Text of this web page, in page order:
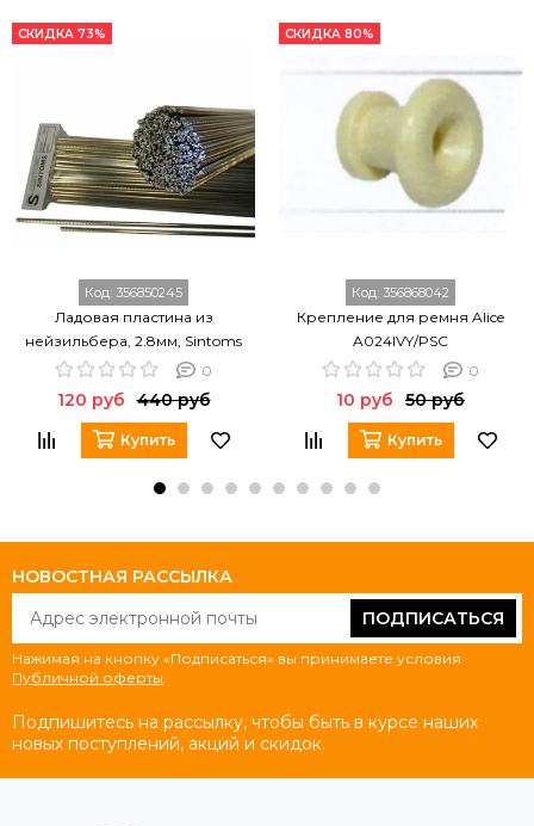
СКИДКА 73%
Код: 356850245
Ладовая пластина из
нейзильбера, 2.8мм, Sintoms
280140Fe.h.
0
120 руб 440 руб
Купить
СКИДКА 80%
Код: 356868042
Крепление для ремня Alice
A024IVY/PSC
0
10 руб 50 руб
Купить
НОВОСТНАЯ РАССЫЛКА
ПОДПИСАТЬСЯ
Нажимая на кнопку «Подписаться» вы принимаете условия
Публичной оферты
Подпишитесь на рассылку, чтобы быть в курсе наших
новых поступлений, акций и скидок.